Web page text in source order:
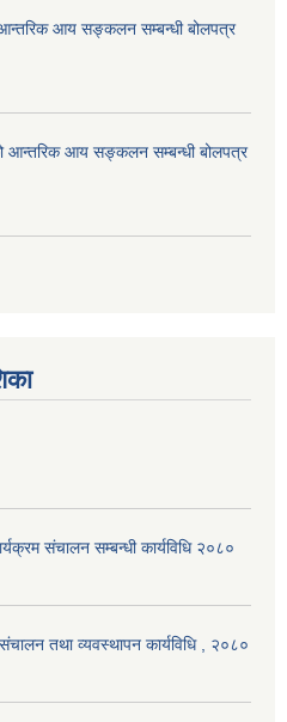
आन्तरिक आय सङ्कलन सम्बन्धी बोलपत्र
आन्तरिक आय सङ्कलन सम्बन्धी बोलपत्र
संचालन सम्बन्धी कार्यविधि २०८०
तथा व्यवस्थापन कार्यविधि , २०८०